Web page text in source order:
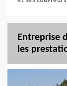
Entreprise
les